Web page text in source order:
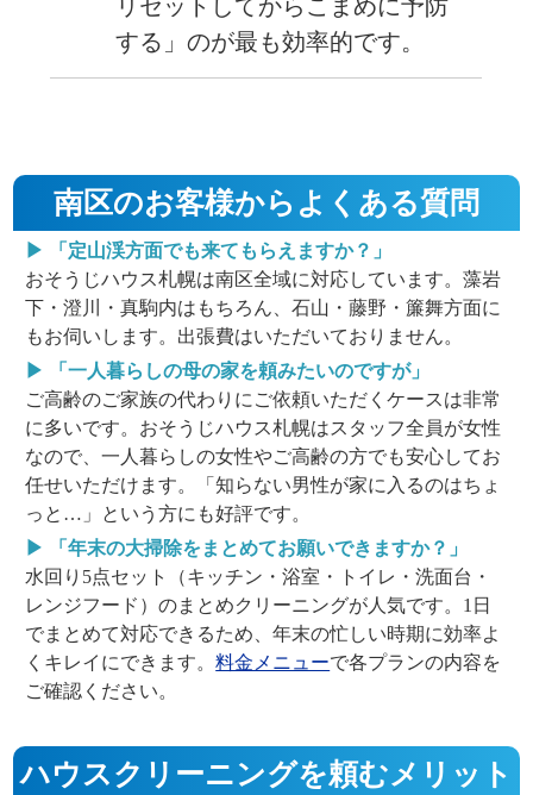
リセットしてからこまめに予防
する」のが最も効率的です。
南区のお客様からよくある質問
▶ 「定山渓方面でも来てもらえますか？」
おそうじハウス札幌は南区全域に対応しています。藻岩
下・澄川・真駒内はもちろん、石山・藤野・簾舞方面に
もお伺いします。出張費はいただいておりません。
▶ 「一人暮らしの母の家を頼みたいのですが」
ご高齢のご家族の代わりにご依頼いただくケースは非常
に多いです。おそうじハウス札幌はスタッフ全員が女性
なので、一人暮らしの女性やご高齢の方でも安心してお
任せいただけます。「知らない男性が家に入るのはちょ
っと…」という方にも好評です。
▶ 「年末の大掃除をまとめてお願いできますか？」
水回り5点セット（キッチン・浴室・トイレ・洗面台・
レンジフード）のまとめクリーニングが人気です。1日
でまとめて対応できるため、年末の忙しい時期に効率よ
くキレイにできます。料金メニューで各プランの内容を
ご確認ください。
ハウスクリーニングを頼むメリット